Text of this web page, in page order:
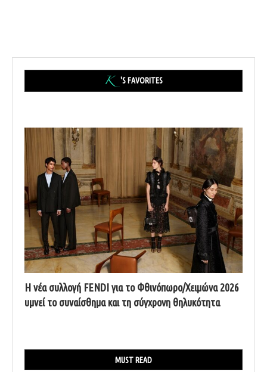
'S FAVORITES
Η νέα συλλογή FENDI για το Φθινόπωρο/Χειμώνα 2026
υμνεί το συναίσθημα και τη σύγχρονη θηλυκότητα
MUST READ